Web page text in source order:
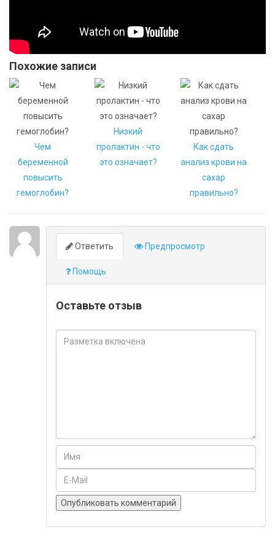
Похожие записи
Чем
беременной
повысить
гемоглобин?
Низкий
пролактин - что
это означает?
Как сдать
анализ крови на
сахар
правильно?
Ответить Предпросмотр
Помощь
Оставьте отзыв